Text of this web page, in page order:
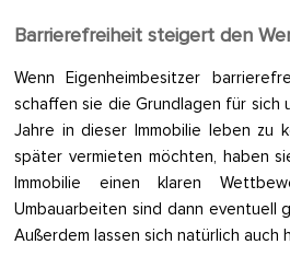
Barrierefreiheit steigert den
Wenn Eigenheimbesitzer
schaffen sie die Grundlagen für sich
Jahre in dieser Immobilie leben zu
später vermieten möchten, haben
Immobilie einen klaren
Umbauarbeiten sind dann eventuell
Außerdem lassen sich natürlich auch